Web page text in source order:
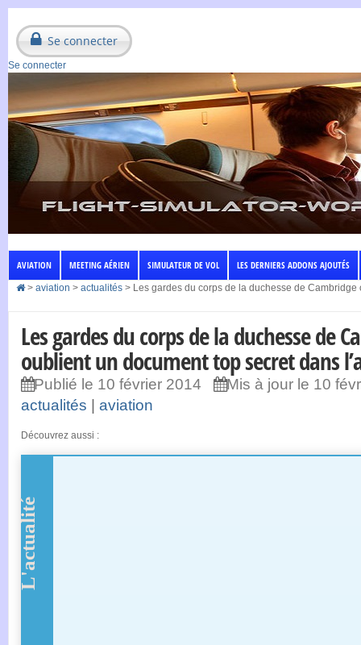
Se connecter
Se connecter
AVIATION MEETING AÉRIEN SIMULATEUR DE VOL LES DERNIERS ADDONS AJOUTÉS
> aviation > actualités > Les gardes du corps de la duchesse de
Les gardes du corps de la duchesse de
oublient un document top secret dans
Publié le 10 février 2014
Mis à jour le 10
actualités
aviation
Découvrez aussi :